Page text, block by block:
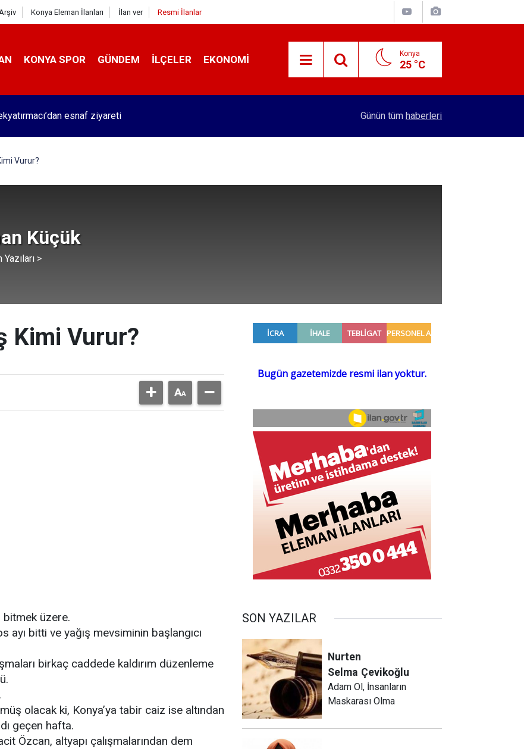
Konya Eleman İlanları İlan ver Resmi İlanlar
KONYA SPOR GÜNDEM İLÇELER EKONOMI Konya
25 °C
esnaf ziyareti Konyalı patron 70 bin TL maaşla personel
Günün tüm haberleri
Vurur?
Küçük
Yazıları >
Kimi Vurur?
bitmek üzere.
ayı bitti ve yağış mevsiminin başlangıcı
birkaç caddede kaldırım düzenleme
olacak ki, Konya’ya tabir caiz ise altından
geçen hafta.
Özcan, altyapı çalışmalarından dem
SON YAZILAR
Nurten
Selma Çevikoğlu
Adam Ol, İnsanların
Maskarası Olma